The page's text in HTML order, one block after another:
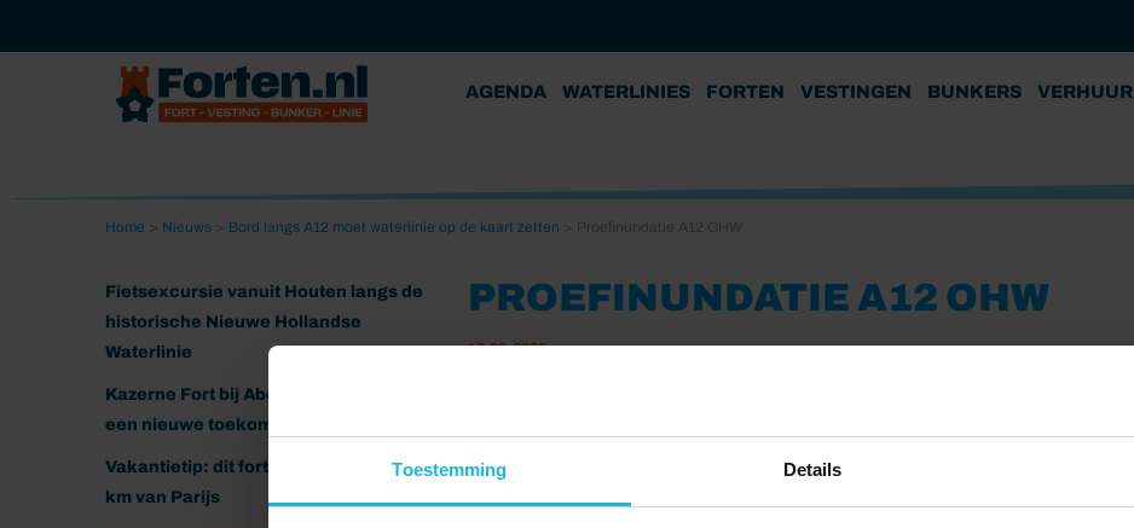
Toestemming Details
AGENDA WATERLINIES FORTEN VESTINGEN BUNKERS VERHUUR
Home Nieuws Bord langs A12 moet waterlinie op de kaart zetten
Fietsexcursie vanuit Houten langs de
historische Nieuwe Hollandse
Waterlinie
Kazerne Fort bij Abcoude klaar voor
een nieuwe toekomst
Vakantietip: dit fort ligt nog geen 20
km van Parijs
PROEFINUNDATIE A12 OHW
17-02-2025